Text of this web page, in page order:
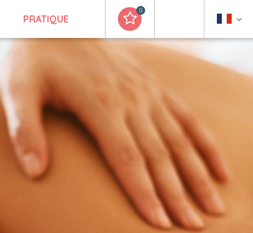
PRATIQUE
0